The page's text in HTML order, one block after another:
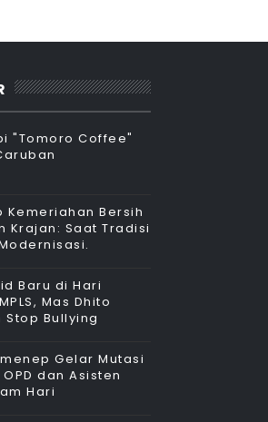
"Tomoro Coffee"
Kemeriahan Bersih
Krajan: Saat Tradisi
Baru di Hari
Mas Dhito
Stop Bullying
Gelar Mutasi
dan Asisten
Hari